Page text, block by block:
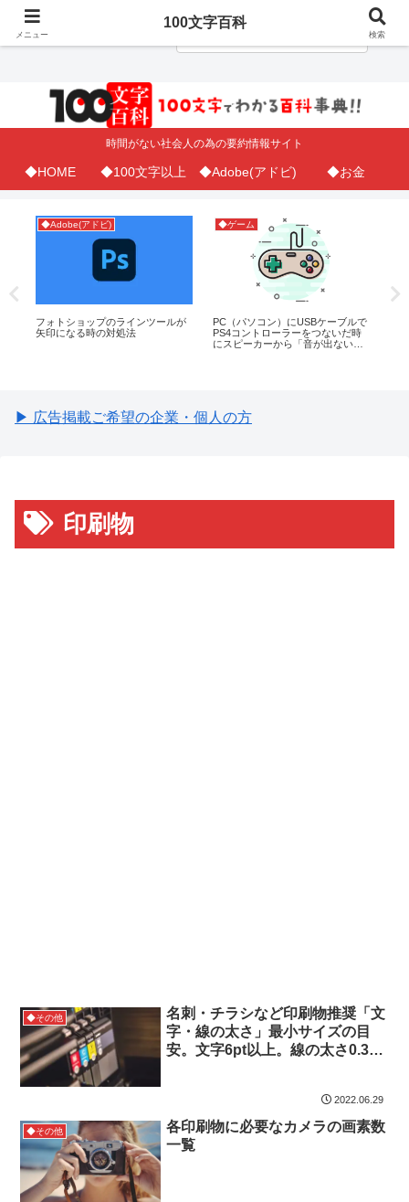
時間がない社会人の為の要約情報サイト
◆HOME ◆100文字以上 ◆Adobe(アドビ) ◆お金
◆Adobe(アドビ)
フォトショップのラインツールが
矢印になる時の対処法
◆ゲーム
PC（パソコン）にUSBケーブルで
PS4コントローラーをつないだ時
にスピーカーから「音が出ない」
▶ 広告掲載ご希望の企業・個人の方
印刷物
◆その他
名刺・チラシなど印刷物推奨「文
字・線の太さ」最小サイズの目
安。文字6pt以上。線の太さ0.3pt
2022.06.29
◆その他
各印刷物に必要なカメラの画素数
一覧
メニュー
100文字百科
検索